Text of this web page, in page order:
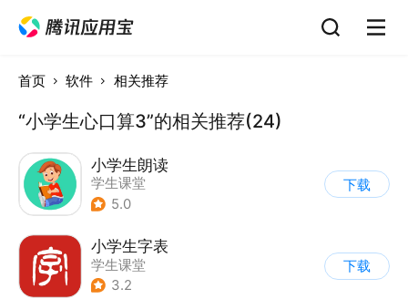
首页 软件 相关推荐
“小学生心口算3”的相关推荐(24)
小学生朗读
学生课堂
5.0
下载
小学生字表
学生课堂
3.2
下载